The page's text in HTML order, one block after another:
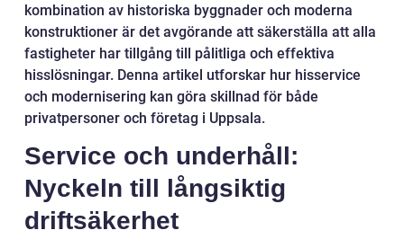
kombination av historiska byggnader och moderna
konstruktioner är det avgörande att säkerställa att alla
fastigheter har tillgång till pålitliga och effektiva
hisslösningar. Denna artikel utforskar hur hisservice
och modernisering kan göra skillnad för både
privatpersoner och företag i Uppsala.
Service och underhåll:
Nyckeln till långsiktig
driftsäkerhet